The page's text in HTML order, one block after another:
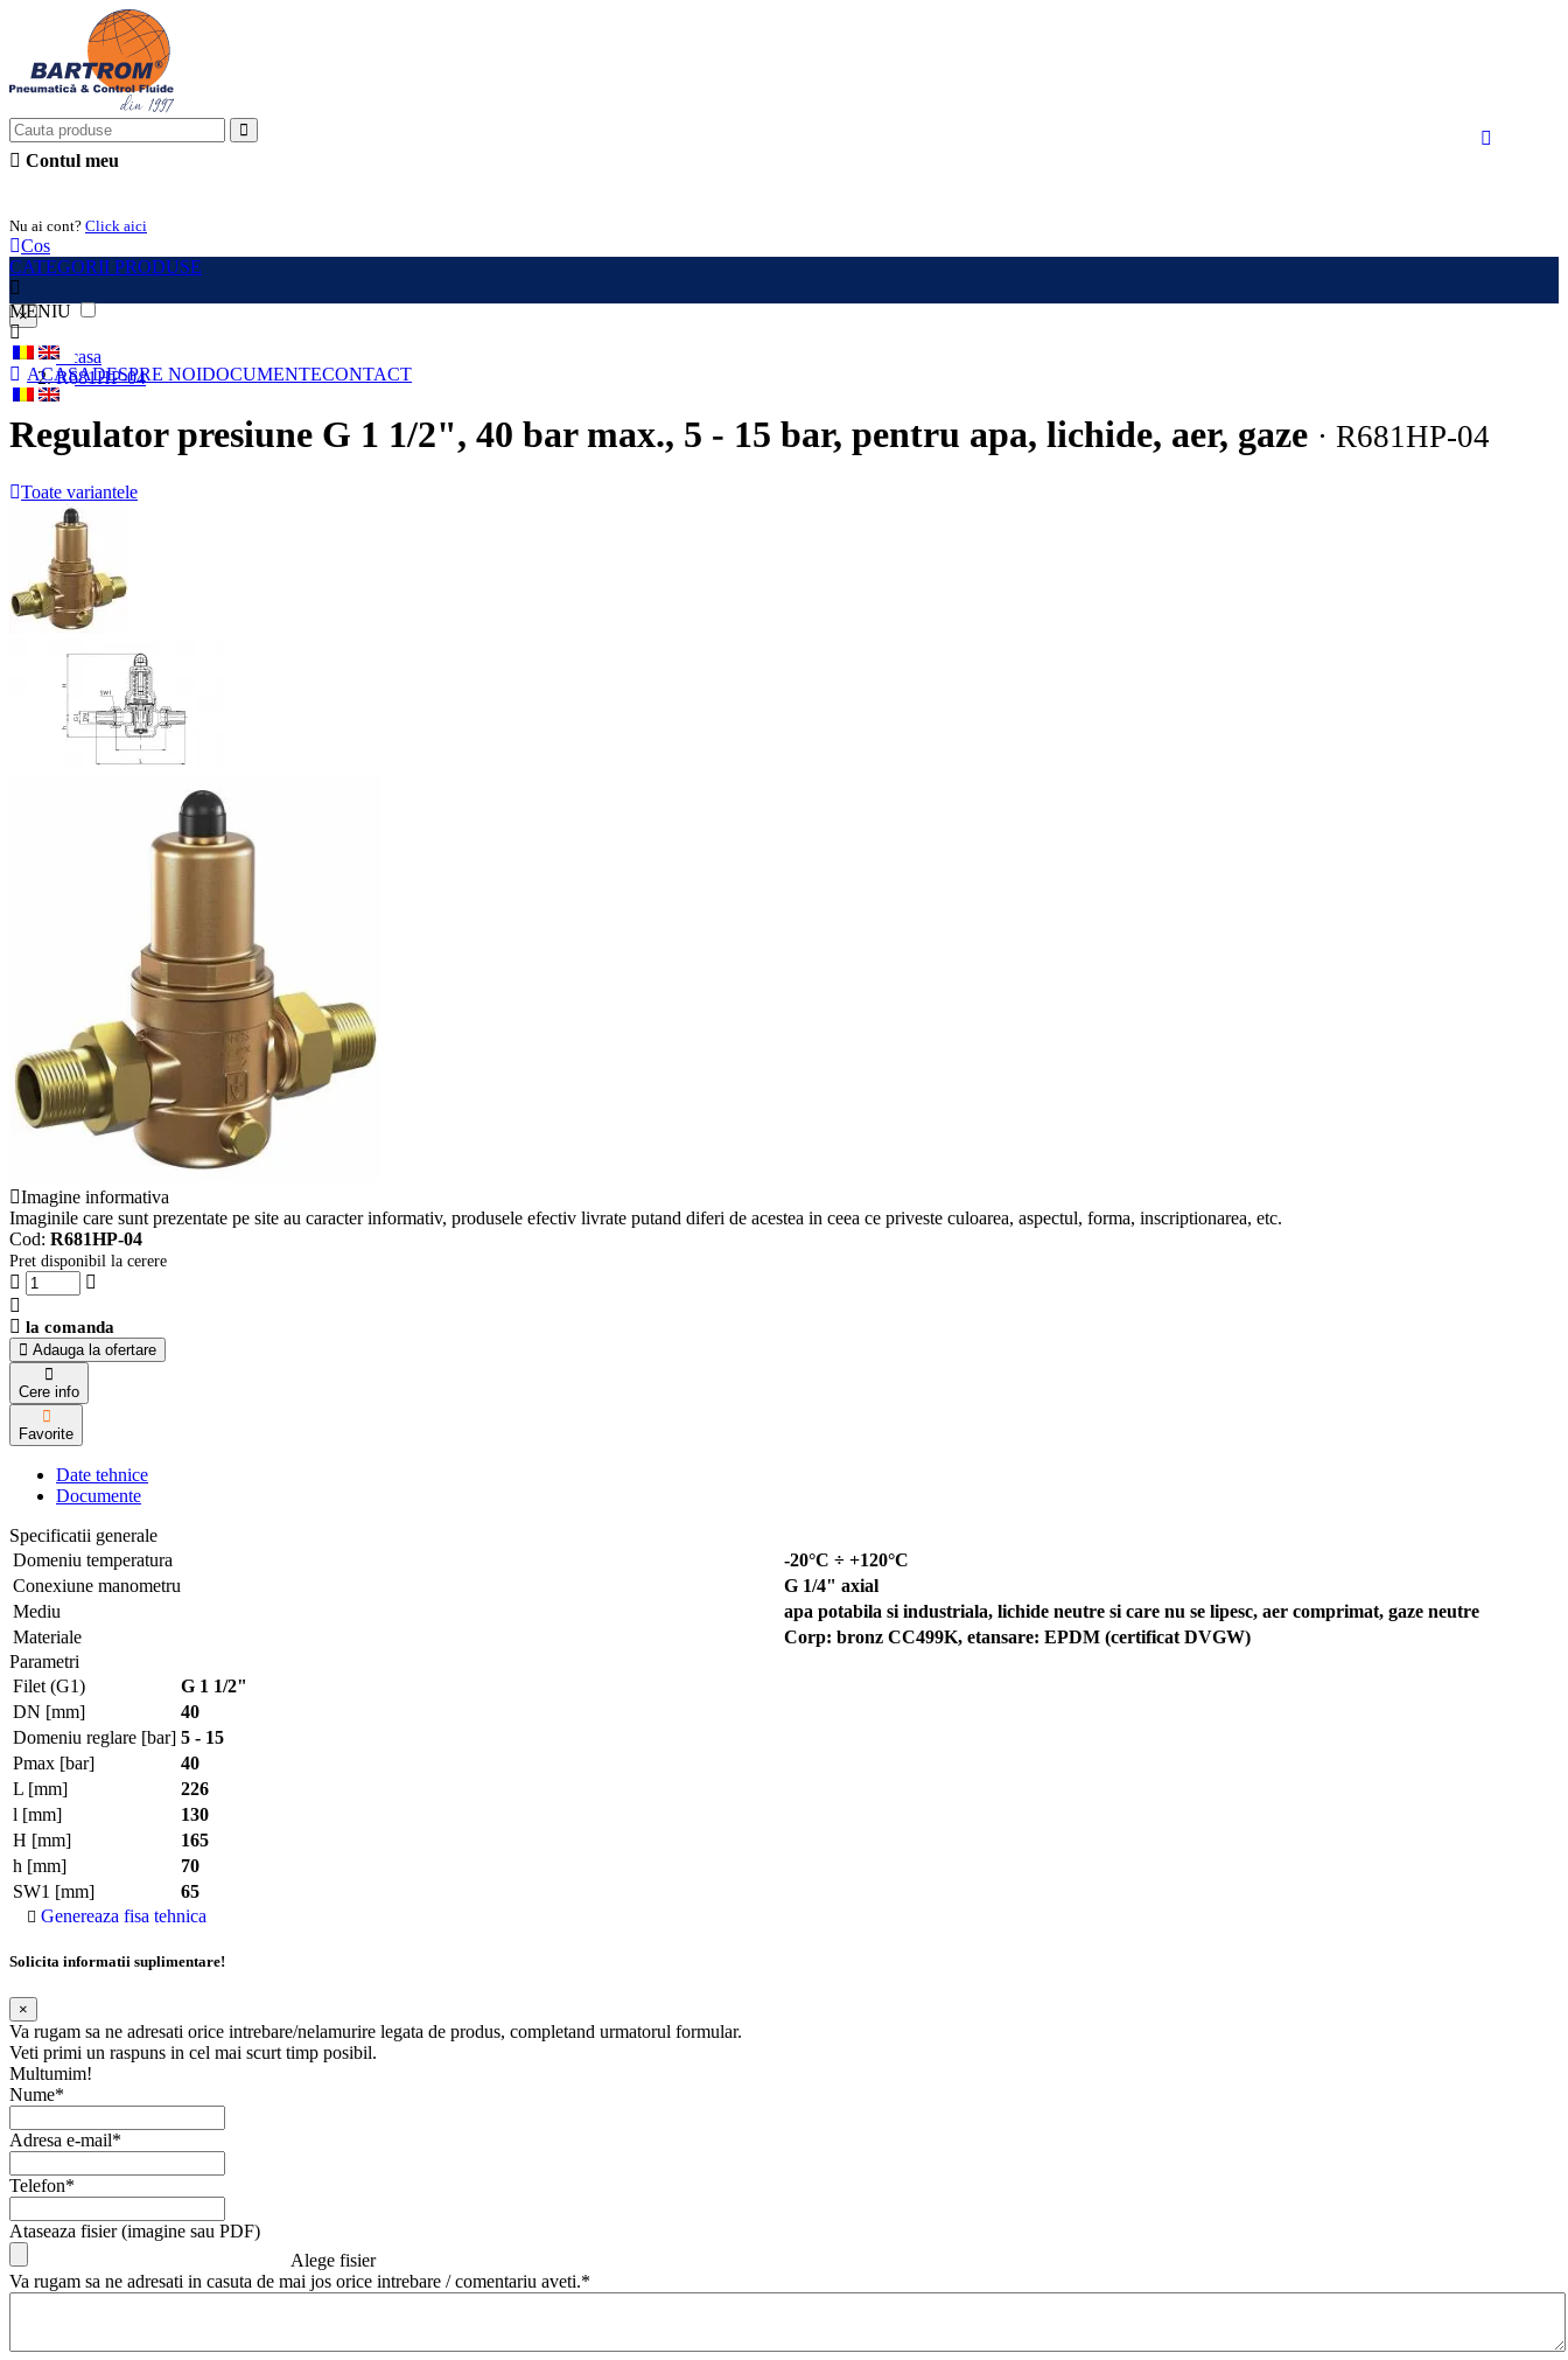
Contul meu
Nu ai cont? Click aici
Cos
CATEGORII PRODUSE
MENIU
ACASADESPRE NOIDOCUMENTECONTACT
×
Acasa
R681HP-04
Regulator presiune G 1 1/2", 40 bar max., 5 - 15 bar, pentru apa, lichide, aer, gaze · R681HP-04
Toate variantele
Imagine informativa
Imaginile care sunt prezentate pe site au caracter informativ, produsele efectiv livrate putand diferi de acestea in ceea ce priveste culoarea, aspectul, forma, inscriptionarea, etc.
Cod: R681HP-04
Pret disponibil la cerere
la comanda
Adauga la ofertare
Cere info
Favorite
Date tehnice
Documente
Specificatii generale
Domeniu temperatura
-20°C ÷ +120°C
Conexiune manometru
G 1/4" axial
Mediu
apa potabila si industriala, lichide neutre si care nu se lipesc, aer comprimat, gaze neutre
Materiale
Corp: bronz CC499K, etansare: EPDM (certificat DVGW)
Parametri
Filet (G1)
G 1 1/2"
DN [mm]
40
Domeniu reglare [bar] 5 - 15
Pmax [bar]
40
L [mm]
226
l [mm]
130
H [mm]
165
h [mm]
70
SW1 [mm]
65
Genereaza fisa tehnica
Solicita informatii suplimentare!
×
Va rugam sa ne adresati orice intrebare/nelamurire legata de produs, completand urmatorul formular.
Veti primi un raspuns in cel mai scurt timp posibil.
Multumim!
Nume*
Adresa e-mail*
Telefon*
Ataseaza fisier (imagine sau PDF)
Alege fisier
Va rugam sa ne adresati in casuta de mai jos orice intrebare / comentariu aveti.*